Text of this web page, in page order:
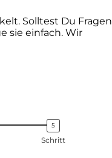
Solltest Du Fragen
sie einfach. Wir
Schritt